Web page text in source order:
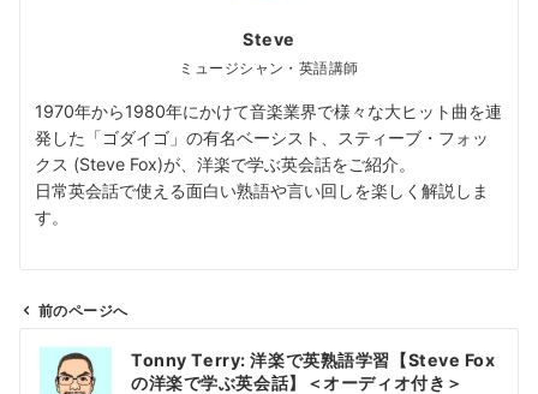
Steve
ミュージシャン・英語講師
1970年から1980年にかけて音楽業界で様々な大ヒット曲を連
発した「ゴダイゴ」の有名ベーシスト、スティーブ・フォッ
クス (Steve Fox)が、洋楽で学ぶ英会話をご紹介。
日常英会話で使える面白い熟語や言い回しを楽しく解説しま
す。
前のページへ
Tonny Terry: 洋楽で英熟語学習【Steve Fox
の洋楽で学ぶ英会話】＜オーディオ付き＞